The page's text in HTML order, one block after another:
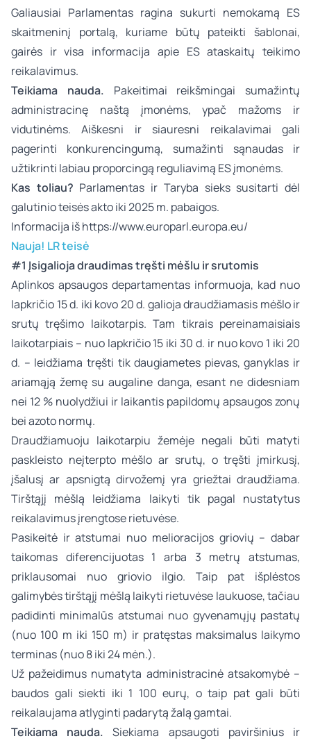
Galiausiai Parlamentas ragina sukurti nemokamą ES
skaitmeninį portalą, kuriame būtų pateikti šablonai,
gairės ir visa informacija apie ES ataskaitų teikimo
reikalavimus.
Teikiama nauda. Pakeitimai reikšmingai sumažintų
administracinę naštą įmonėms, ypač mažoms ir
vidutinėms. Aiškesni ir siauresni reikalavimai gali
pagerinti konkurencingumą, sumažinti sąnaudas ir
užtikrinti labiau proporcingą reguliavimą ES įmonėms.
Kas toliau? Parlamentas ir Taryba sieks susitarti dėl
galutinio teisės akto iki 2025 m. pabaigos.
Informacija išhttps://www.europarl.europa.eu/
Nauja! LR teisė
#1 Įsigalioja draudimas tręšti mėšlu ir srutomis
Aplinkos apsaugos departamentas informuoja, kad nuo
lapkričio 15 d. iki kovo 20 d. galioja draudžiamasis mėšlo ir
srutų tręšimo laikotarpis. Tam tikrais pereinamaisiais
laikotarpiais – nuo lapkričio 15 iki 30 d. ir nuo kovo 1 iki 20
d. – leidžiama tręšti tik daugiametes pievas, ganyklas ir
ariamąją žemę su augaline danga, esant ne didesniam
nei 12 % nuolydžiui ir laikantis papildomų apsaugos zonų
bei azoto normų.
Draudžiamuoju laikotarpiu žemėje negali būti matyti
paskleisto neįterpto mėšlo ar srutų, o tręšti įmirkusį,
įšalusį ar apsnigtą dirvožemį yra griežtai draudžiama.
Tirštąjį mėšlą leidžiama laikyti tik pagal nustatytus
reikalavimus įrengtose rietuvėse.
Pasikeitė ir atstumai nuo melioracijos griovių – dabar
taikomas diferencijuotas 1 arba 3 metrų atstumas,
priklausomai nuo griovio ilgio. Taip pat išplėstos
galimybės tirštąjį mėšlą laikyti rietuvėse laukuose, tačiau
padidinti minimalūs atstumai nuo gyvenamųjų pastatų
(nuo 100 m iki 150 m) ir pratęstas maksimalus laikymo
terminas (nuo 8 iki 24 mėn.).
Už pažeidimus numatyta administracinė atsakomybė –
baudos gali siekti iki 1 100 eurų, o taip pat gali būti
reikalaujama atlyginti padarytą žalą gamtai.
Teikiama nauda. Siekiama apsaugoti paviršinius ir